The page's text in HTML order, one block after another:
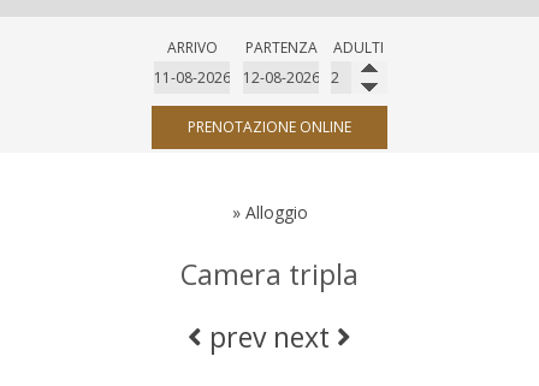
ARRIVO PARTENZA ADULTI
PRENOTAZIONE ONLINE
» Alloggio
Camera tripla
prev next